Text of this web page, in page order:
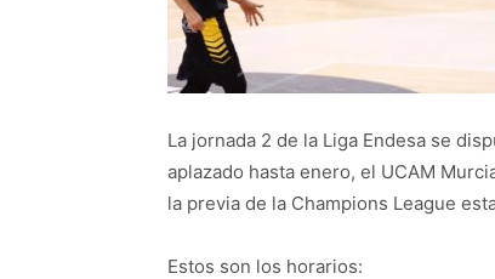
La jornada 2 de la Liga Endesa se
aplazado hasta enero, el UCAM
la previa de la Champions League
Estos son los horarios: